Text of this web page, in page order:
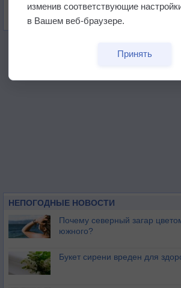
историю
НЕПОГОДНЫЕ НОВОСТИ
Почему северный загар
южного?
Букет сирени вреден для
изменив соответствующие
в Вашем веб-браузере.
Принять